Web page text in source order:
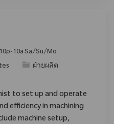
10a Sa/Su/Mo
ประเภท
ฝ่ายผลิต
to set up and operate
efficiency in machining
machine setup,